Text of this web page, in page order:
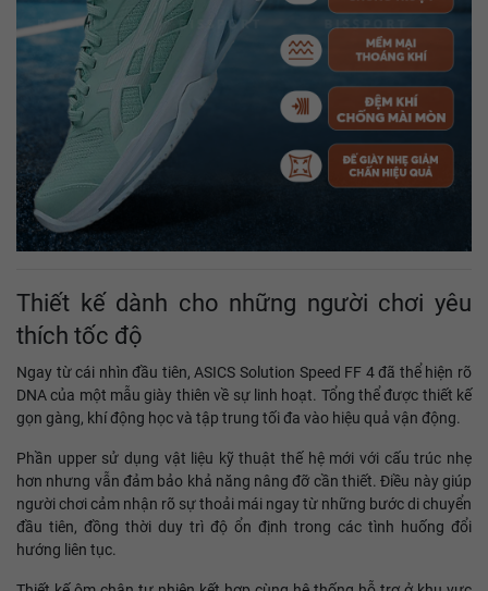
Thiết kế dành cho những người chơi yêu
thích tốc độ
Ngay từ cái nhìn đầu tiên, ASICS Solution Speed FF 4 đã thể hiện rõ
DNA của một mẫu giày thiên về sự linh hoạt. Tổng thể được thiết kế
gọn gàng, khí động học và tập trung tối đa vào hiệu quả vận động.
Phần upper sử dụng vật liệu kỹ thuật thế hệ mới với cấu trúc nhẹ
hơn nhưng vẫn đảm bảo khả năng nâng đỡ cần thiết. Điều này giúp
người chơi cảm nhận rõ sự thoải mái ngay từ những bước di chuyển
đầu tiên, đồng thời duy trì độ ổn định trong các tình huống đổi
hướng liên tục.